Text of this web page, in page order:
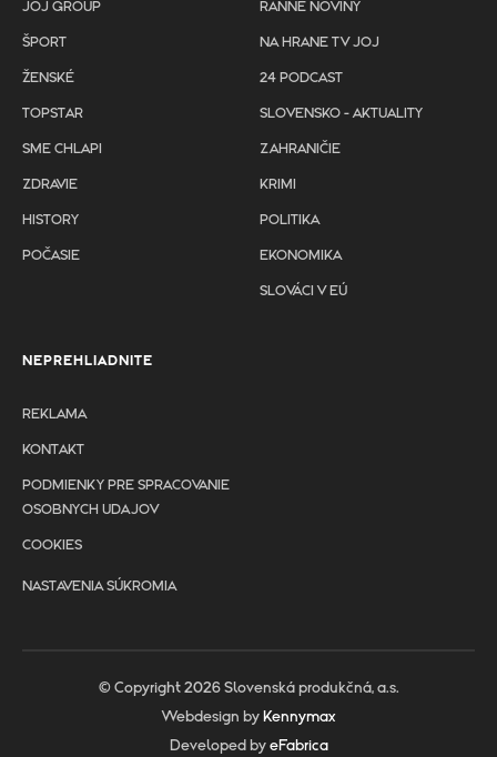
JOJ GROUP
ŠPORT
ŽENSKÉ
TOPSTAR
SME CHLAPI
ZDRAVIE
HISTORY
POČASIE
RANNÉ NOVINY
NA HRANE TV JOJ
24 PODCAST
SLOVENSKO - AKTUALITY
ZAHRANIČIE
KRIMI
POLITIKA
EKONOMIKA
SLOVÁCI V EÚ
NEPREHLIADNITE
REKLAMA
KONTAKT
PODMIENKY PRE SPRACOVANIE
OSOBNYCH UDAJOV
COOKIES
NASTAVENIA SÚKROMIA
© Copyright 2026 Slovenská produkčná, a.s.
Webdesign by Kennymax
Developed by eFabrica